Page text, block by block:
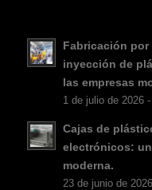
Fabricación
inyección de
las empresas
1 de julio de 2026
Cajas de
electrónicos:
moderna.
23 de junio de
KO
PT
CS
DA
NB